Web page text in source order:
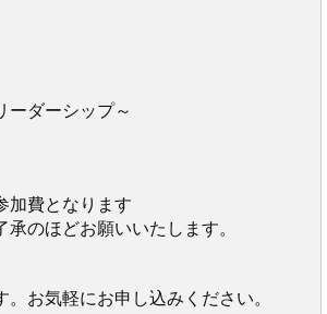
ーダーシップ～
加費となります
のほどお願いいたします。
お気軽にお申し込みください。